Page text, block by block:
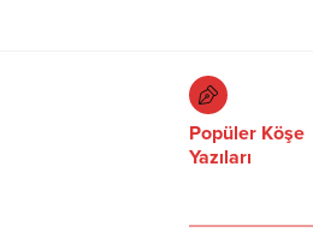
Popüler Köşe
Yazıları